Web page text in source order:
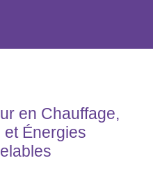
en Chauffage,
et Énergies